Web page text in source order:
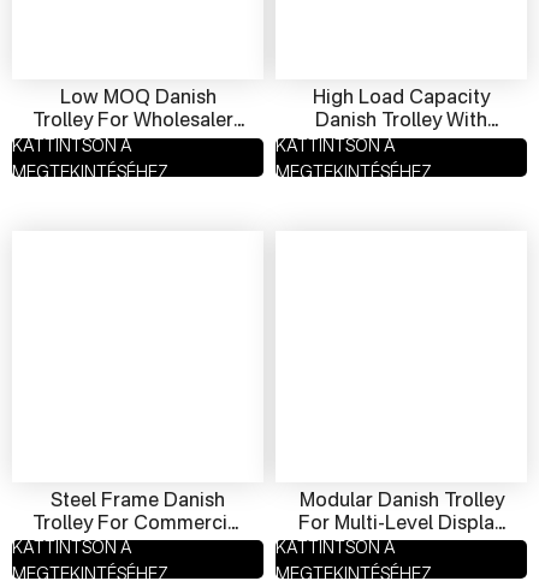
Low MOQ Danish
Trolley For Wholesalers
| Small Batch Flower
Cart Manufacturer
KATTINTSON A
MEGTEKINTÉSÉHEZ
High Load Capacity
Danish Trolley With
Brake Wheels | Heavy
Duty Plant Cart
KATTINTSON A
MEGTEKINTÉSÉHEZ
Steel Frame Danish
Trolley For Commercial
Use | Heavy Duty Cart
Manufacturer &
KATTINTSON A
MEGTEKINTÉSÉHEZ
Modular Danish Trolley
For Multi-Level Display
| Adjustable Retail Plant
Cart Supplier
KATTINTSON A
MEGTEKINTÉSÉHEZ